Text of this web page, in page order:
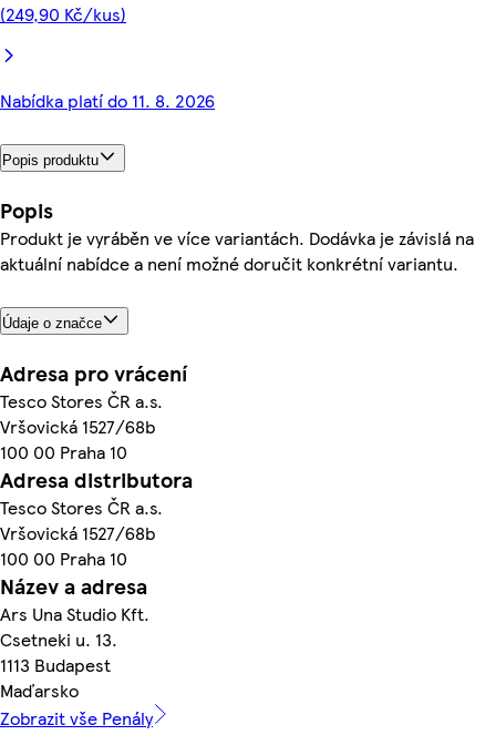
(249,90 Kč/kus)
Nabídka platí do 11. 8. 2026
Popis produktu
Popis
Produkt je vyráběn ve více variantách. Dodávka je závislá na
aktuální nabídce a není možné doručit konkrétní variantu.
Údaje o značce
Adresa pro vrácení
Tesco Stores ČR a.s.
Vršovická 1527/68b
100 00 Praha 10
Adresa distributora
Tesco Stores ČR a.s.
Vršovická 1527/68b
100 00 Praha 10
Název a adresa
Ars Una Studio Kft.
Csetneki u. 13.
1113 Budapest
Maďarsko
Zobrazit vše Penály